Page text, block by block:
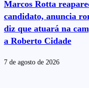
Marcos Rotta
candidato, anuncia
diz que atuará na
a Roberto Cidade
7 de agosto de 2026